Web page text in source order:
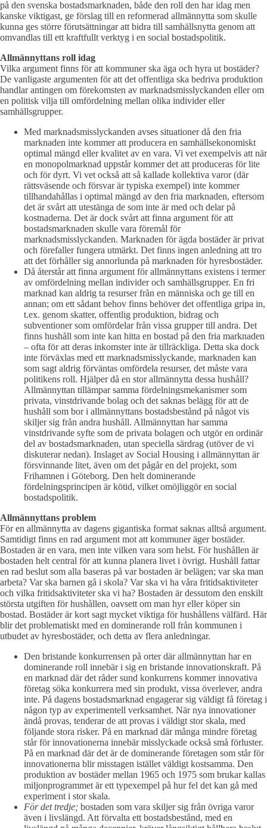
på den svenska bostadsmarknaden, både den roll den har idag men
kanske viktigast, ge förslag till en reformerad allmännytta som skulle
kunna ges större förutsättningar att bidra till samhällsnytta genom att
omvandlas till ett kraftfullt verktyg i en social bostadspolitik.
Allmännyttans roll idag
Vilka argument finns för att kommuner ska äga och hyra ut bostäder?
De vanligaste argumenten för att det offentliga ska bedriva produktion
handlar antingen om förekomsten av marknadsmisslyckanden eller om
en politisk vilja till omfördelning mellan olika individer eller
samhällsgrupper.
Med marknadsmisslyckanden avses situationer då den fria
marknaden inte kommer att producera en samhällsekonomiskt
optimal mängd eller kvalitet av en vara. Vi vet exempelvis att när
en monopolmarknad uppstår kommer det att produceras för lite
och för dyrt. Vi vet också att så kallade kollektiva varor (där
rättsväsende och försvar är typiska exempel) inte kommer
tillhandahållas i optimal mängd av den fria marknaden, eftersom
det är svårt att utestänga de som inte är med och delar på
kostnaderna. Det är dock svårt att finna argument för att
bostadsmarknaden skulle vara föremål för
marknadsmisslyckanden. Marknaden för ägda bostäder är privat
och förefaller fungera utmärkt. Det finns ingen anledning att tro
att det förhåller sig annorlunda på marknaden för hyresbostäder.
Då återstår att finna argument för allmännyttans existens i termer
av omfördelning mellan individer och samhällsgrupper. En fri
marknad kan aldrig ta resurser från en människa och ge till en
annan; om ett sådant behov finns behöver det offentliga gripa in,
t.ex. genom skatter, offentlig produktion, bidrag och
subventioner som omfördelar från vissa grupper till andra. Det
finns hushåll som inte kan hitta en bostad på den fria marknaden
– ofta för att deras inkomster inte är tillräckliga. Detta ska dock
inte förväxlas med ett marknadsmisslyckande, marknaden kan
som sagt aldrig förväntas omfördela resurser, det måste vara
politikens roll. Hjälper då en stor allmännytta dessa hushåll?
Allmännyttan tillämpar samma fördelningsmekanismer som
privata, vinstdrivande bolag och det saknas belägg för att de
hushåll som bor i allmännyttans bostadsbestånd på något vis
skiljer sig från andra hushåll. Allmännyttan har samma
vinstdrivande syfte som de privata bolagen och utgör en ordinär
del av bostadsmarknaden, utan speciella särdrag (utöver de vi
diskuterar nedan). Inslaget av Social Housing i allmännyttan är
försvinnande litet, även om det pågår en del projekt, som
Frihamnen i Göteborg. Den helt dominerande
fördelningsprincipen är kötid, vilket omöjliggör en social
bostadspolitik.
Allmännyttans problem
För en allmännytta av dagens gigantiska format saknas alltså argument.
Samtidigt finns en rad argument mot att kommuner äger bostäder.
Bostaden är en vara, men inte vilken vara som helst. För hushållen är
bostaden helt central för att kunna planera livet i övrigt. Hushåll fattar
en rad beslut som alla baseras på var bostaden är belägen; var ska man
arbeta? Var ska barnen gå i skola? Var ska vi ha våra fritidsaktiviteter
och vilka fritidsaktiviteter ska vi ha? Bostaden är dessutom den enskilt
största utgiften för hushållen, oavsett om man hyr eller köper sin
bostad. Bostäder är kort sagt mycket viktiga för hushållens välfärd. Här
blir det problematiskt med en dominerande roll från kommunen i
utbudet av hyresbostäder, och detta av flera anledningar.
Den bristande konkurrensen på orter där allmännyttan har en
dominerande roll innebär i sig en bristande innovationskraft. På
en marknad där det råder sund konkurrens kommer innovativa
företag söka konkurrera med sin produkt, vissa överlever, andra
inte. På dagens bostadsmarknad engagerar sig väldigt få företag i
någon typ av experimentell verksamhet. När nya innovationer
ändå provas, tenderar de att provas i väldigt stor skala, med
följande stora risker. På en marknad där många mindre företag
står för innovationerna innebär misslyckade också små förluster.
På en marknad där det är de dominerande företagen som står för
innovationerna blir misstagen istället väldigt kostsamma. Den
produktion av bostäder mellan 1965 och 1975 som brukar kallas
miljonprogrammet är ett typexempel på hur fel det kan gå med
experiment i stor skala.
För det tredje; bostaden som vara skiljer sig från övriga varor
även i livslängd. Att förvalta ett bostadsbestånd, med en